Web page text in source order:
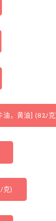
油，黄油] (82/
克)